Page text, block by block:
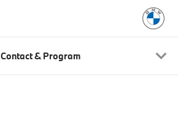
Contact & Program